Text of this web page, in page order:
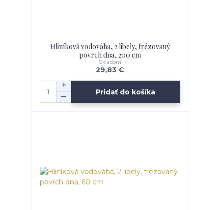
Hliníková vodováha, 2 libely, frézovaný
povrch dna, 200 cm
29,83 €
Skladom
Pridať do košíka